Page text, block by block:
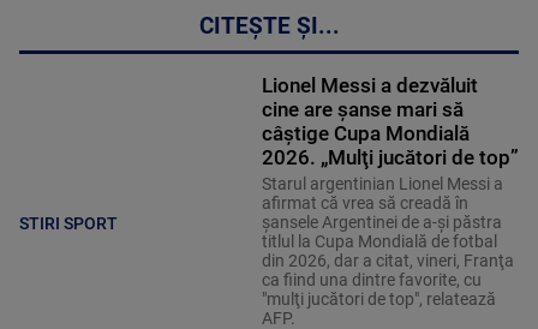
CITEȘTE ȘI...
STIRI SPORT
Lionel Messi a dezvăluit
cine are șanse mari să
câștige Cupa Mondială
2026. „Mulţi jucători de top”
Starul argentinian Lionel Messi a
afirmat că vrea să creadă în
şansele Argentinei de a-şi păstra
titlul la Cupa Mondială de fotbal
din 2026, dar a citat, vineri, Franţa
ca fiind una dintre favorite, cu
"mulţi jucători de top", relatează
AFP.